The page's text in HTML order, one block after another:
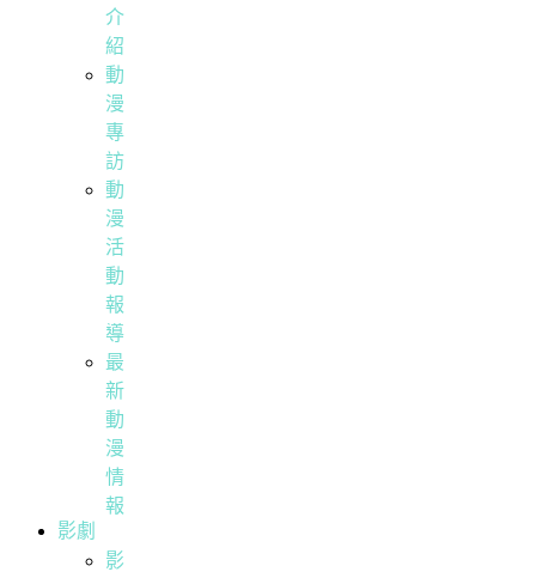
介
紹
動
漫
專
訪
動
漫
活
動
報
導
最
新
動
漫
情
報
影劇
影